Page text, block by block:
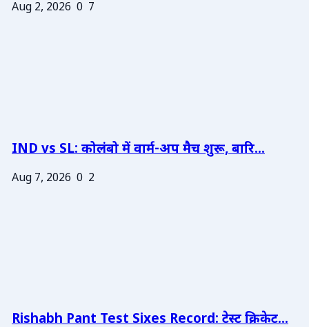
Aug 2, 2026 0 7
IND vs SL: कोलंबो में वार्म-अप मैच शुरू, बारि...
Aug 7, 2026 0 2
Rishabh Pant Test Sixes Record: टेस्ट क्रिकेट...